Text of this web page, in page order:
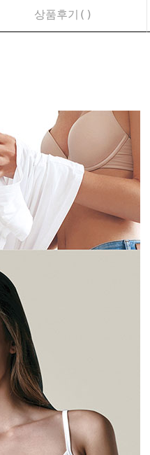
상품후기( )